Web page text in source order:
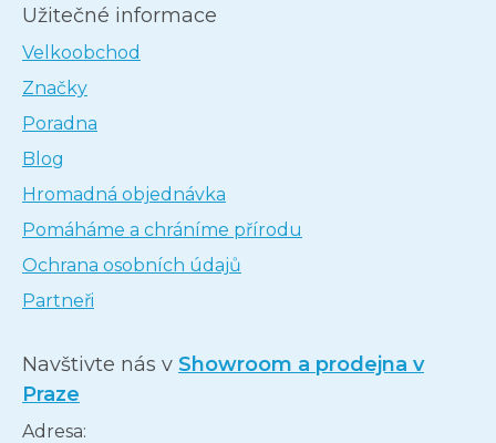
Užitečné informace
Velkoobchod
Značky
Poradna
Blog
Hromadná objednávka
Pomáháme a chráníme přírodu
Ochrana osobních údajů
Partneři
Navštivte nás v Showroom a prodejna v
Praze
Adresa: